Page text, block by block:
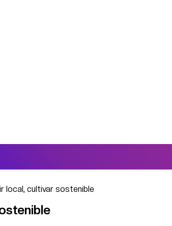
local, cultivar sostenible